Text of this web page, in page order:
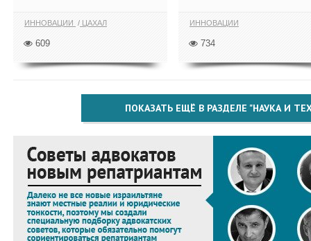
ИННОВАЦИИ ЦАХАЛ
609
ИННОВАЦИИ
734
ПОКАЗАТЬ ЕЩЁ В РАЗДЕЛЕ "НАУКА И